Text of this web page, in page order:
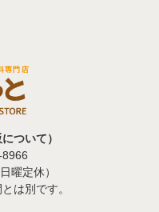
ついて）
曜定休）
は別です。